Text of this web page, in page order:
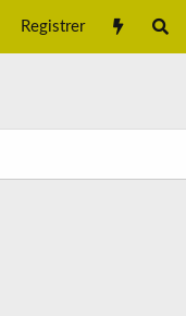
Registrer